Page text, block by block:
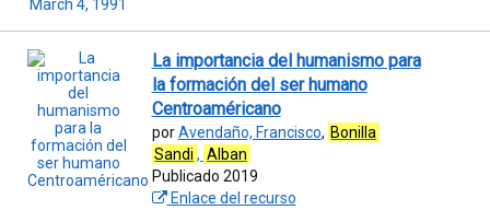
La importancia del humanismo para
la formación del ser humano
Centroaméricano
porAvendaño, Francisco, Bonilla
Sandi , Alban
Publicado 2019
Enlace del recurso